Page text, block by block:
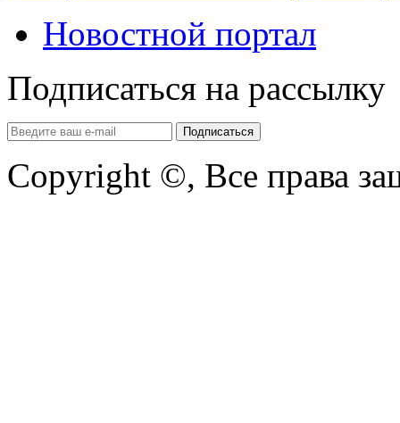
Новостной портал
Подписаться на рассылку
Copyright ©, Все права